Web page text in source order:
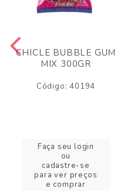
CHICLE BUBBLE GUM
MIX 300GR
Código: 40194
Faça seu login
ou
cadastre-se
para ver preços
e comprar